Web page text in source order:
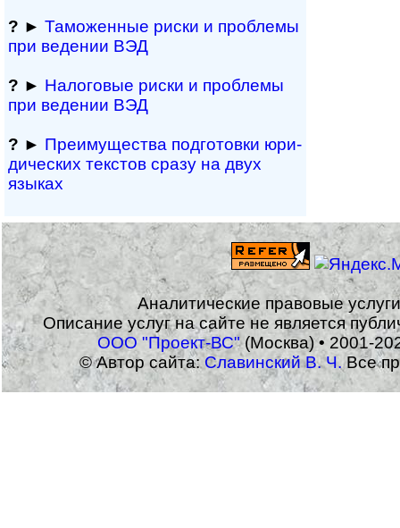
? ► Таможенные риски и проблемы
при ведении ВЭД
? ► Налоговые риски и проблемы
при ведении ВЭД
? ► Преимущества под­гото­вки юри­
ди­чес­ких тек­с­тов сразу на двух
языках
Аналитические правовые
Описание услуг на сайте не является
ООО "Проект-ВС"(Москва) • 2001-
© Автор сайта:Славинский В. Ч.Все